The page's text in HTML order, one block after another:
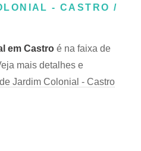
- CASTRO /
em Castro é na faixa de
mais detalhes e
Jardim Colonial - Castro